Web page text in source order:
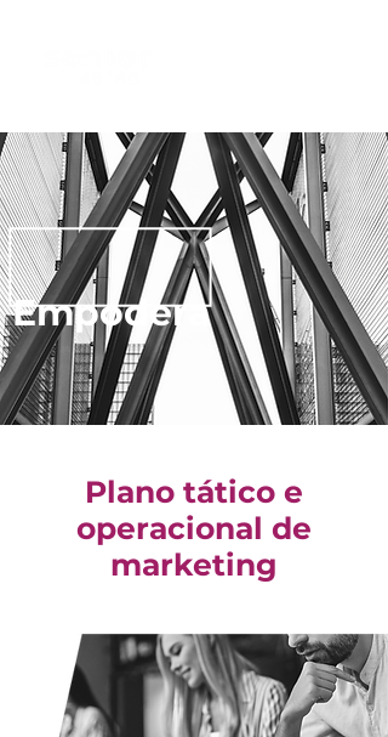
Empodera
Plano tático e
operacional de
marketing